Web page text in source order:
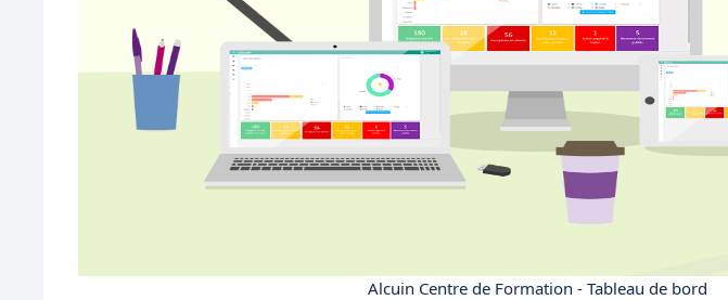
Alcuin Centre de Formation - Tableau de bord